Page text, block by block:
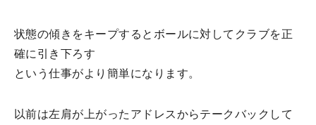
状態の傾きをキープするとボールに対してクラブを正
確に引き下ろす
という仕事がより簡単になります。
以前は左肩が上がったアドレスからテークバックして